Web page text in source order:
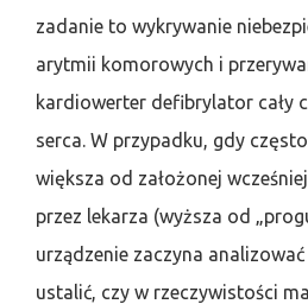
zadanie to wykrywanie
arytmii komorowych i
kardiowerter defibrylator cały
serca. W przypadku, gdy
większa od założonej
przez lekarza (wyższa od
urządzenie zaczyna analizować
ustalić, czy w rzeczywistości